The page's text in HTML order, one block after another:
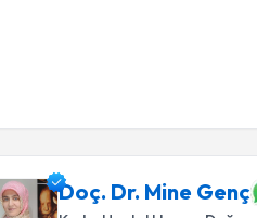
Doç. Dr. Mine Genç